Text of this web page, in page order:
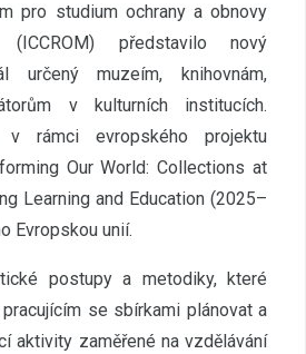
pro studium ochrany a obnovy
(ICCROM) představilo nový
určený muzeím, knihovnám,
v kulturních institucích.
v rámci evropského projektu
Our World: Collections at
Learning and Education (2025–
Evropskou unií.
postupy a metodiky, které
se sbírkami plánovat a
aktivity zaměřené na vzdělávání